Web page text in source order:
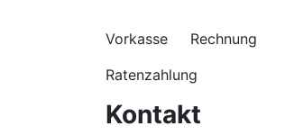
Vorkasse Rechnung
Ratenzahlung
Kontakt